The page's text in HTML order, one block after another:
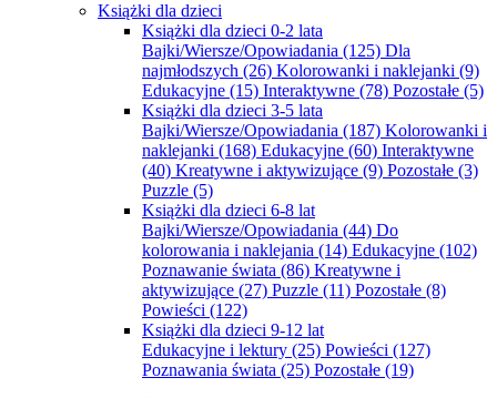
Książki dla dzieci
Książki dla dzieci 0-2 lata
Bajki/Wiersze/Opowiadania (125) Dla
najmłodszych (26) Kolorowanki i naklejanki (9)
Edukacyjne (15) Interaktywne (78) Pozostałe (5)
Książki dla dzieci 3-5 lata
Bajki/Wiersze/Opowiadania (187) Kolorowanki i
naklejanki (168) Edukacyjne (60) Interaktywne
(40) Kreatywne i aktywizujące (9) Pozostałe (3)
Puzzle (5)
Książki dla dzieci 6-8 lat
Bajki/Wiersze/Opowiadania (44) Do
kolorowania i naklejania (14) Edukacyjne (102)
Poznawanie świata (86) Kreatywne i
aktywizujące (27) Puzzle (11) Pozostałe (8)
Powieści (122)
Książki dla dzieci 9-12 lat
Edukacyjne i lektury (25) Powieści (127)
Poznawania świata (25) Pozostałe (19)